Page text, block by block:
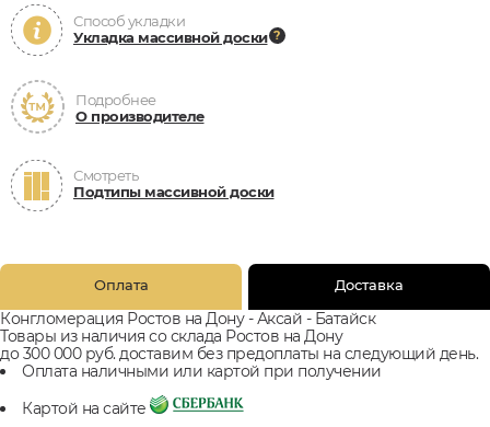
Способ укладки
Укладка массивной доски
Подробнее
О производителе
Смотреть
Подтипы массивной доски
Оплата Доставка
Конгломерация Ростов на Дону - Аксай - Батайск
Товары из наличия со склада Ростов на Дону
до 300 000 руб. доставим без предоплаты на следующий день.
Оплата наличными или картой при получении
Картой на сайте